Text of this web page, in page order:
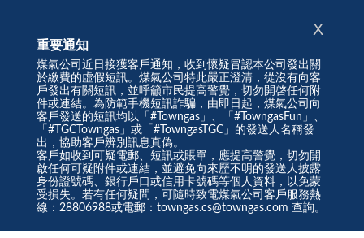
重要通知
煤氣公司近日接獲客戶通知，收到懷疑冒認本公司發出關
於繳費的虛假短訊。煤氣公司特此嚴正澄清，從沒有向客
戶發出有關短訊，並呼籲市民提高警覺，切勿開啓任何附
件或連結。為防範手機短訊詐騙，由即日起，煤氣公司向
客戶發送的短訊均以「#Towngas」、「#TowngasFun」、
「#TGCTowngas」或「#TowngasTGC」的發送人名稱發
出，協助客戶辨別訊息真偽。
客戶如收到可疑電郵、短訊或賬單，應提高警覺，切勿開
啟任何可疑附件或連結，並避免向來歷不明的發送人披露
身份證號碼、銀行戶口或信用卡號碼等個人資料，以免蒙
受損失。若有任何疑問，可隨時致電煤氣公司客戶服務熱
線：28806988或電郵：towngas.cs@towngas.com 查詢。
X